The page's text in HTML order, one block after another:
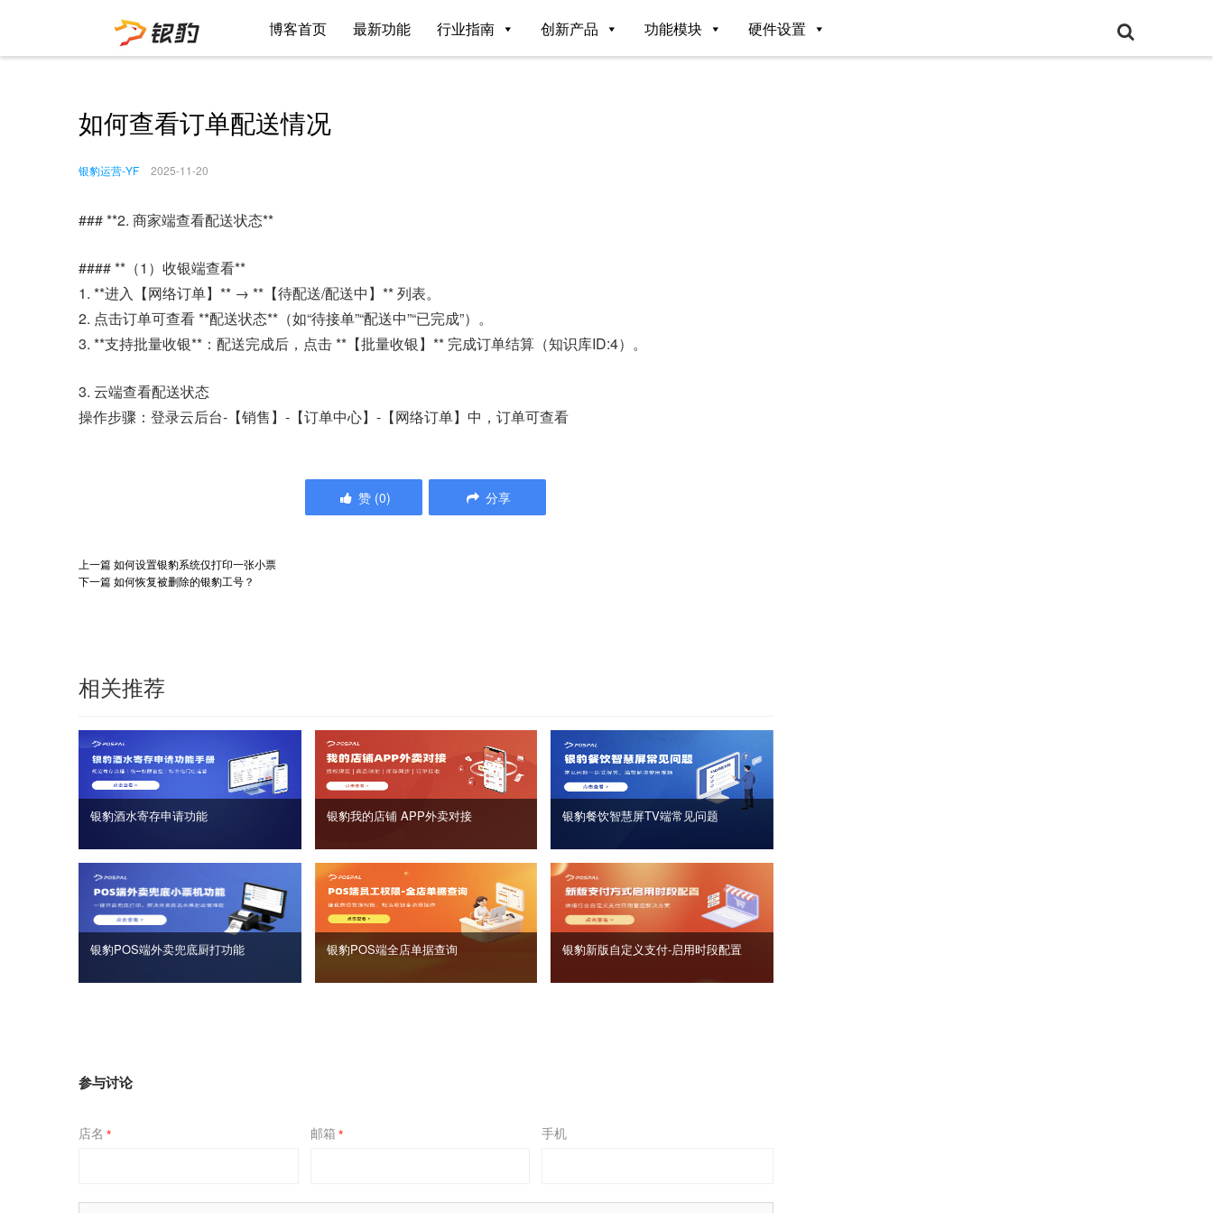
博客首页 最新功能 行业指南 创新产品 功能模块 硬件设置
如何查看订单配送情况
银豹运营-YF 2025-11-20
### **2. 商家端查看配送状态**
#### **（1）收银端查看**
1. **进入【网络订单】** → **【待配送/配送中】** 列表。
2. 点击订单可查看 **配送状态**（如“待接单”“配送中”“已完成”）。
3. **支持批量收银**：配送完成后，点击 **【批量收银】** 完成订单结算（知识库ID:4）。
3. 云端查看配送状态
操作步骤：登录云后台-【销售】-【订单中心】-【网络订单】中，订单可查看
赞 (0) 分享
上一篇如何设置银豹系统仅打印一张小票
下一篇如何恢复被删除的银豹工号？
相关推荐
银豹酒水寄存申请功能 银豹我的店铺 APP外卖对接 银豹餐饮智慧屏TV端常见问题
银豹POS端外卖兜底厨打功能 银豹POS端全店单据查询 银豹新版自定义支付‑启用时段配置
参与讨论
店名 * 邮箱 * 手机